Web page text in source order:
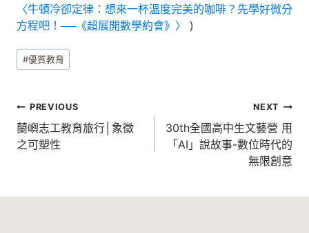
〈牛頓冷卻定律：想來一杯溫度完美的咖啡？先學好微分
方程吧！──《超展開數學約會》〉
)
Post
Tags:
#優質教育
文
章
導
PREVIOUS
蘭嶼志工教育旅行│象徵
之可塑性
NEXT
30th全國高中生文藝營 用
「AI」說故事-數位時代的
無限創意